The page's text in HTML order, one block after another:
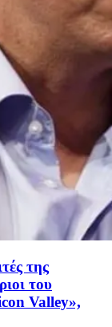
της
του
Valley»,